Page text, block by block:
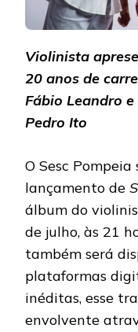
Violinista
20 anos de
Fábio Leandro
Pedro Ito
O Sesc
lançamento de
álbum do
de julho, às 21
também será
plataformas
inéditas, esse
envolvente